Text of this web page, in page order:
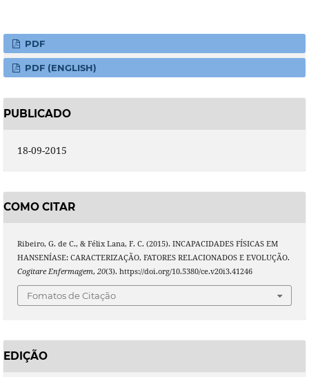
PDF
PDF (ENGLISH)
PUBLICADO
18-09-2015
COMO CITAR
Ribeiro, G. de C., & Félix Lana, F. C. (2015). INCAPACIDADES FÍSICAS EM
HANSENÍASE: CARACTERIZAÇÃO, FATORES RELACIONADOS E EVOLUÇÃO.
Cogitare Enfermagem, 20(3). https://doi.org/10.5380/ce.v20i3.41246
Fomatos de Citação
EDIÇÃO